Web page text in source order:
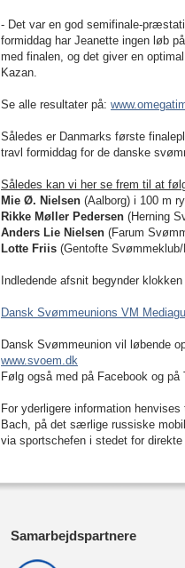
- Det var en god semifinale-
formiddag har Jeanette ingen løb
med finalen, og det giver en
Kazan.
Se alle resultater på:
Således er Danmarks første
travl formiddag for de danske
Således kan vi her se frem til at
Mie Ø. Nielsen (Aalborg) i 100 m
Rikke Møller Pedersen (Herning
Anders Lie Nielsen (Farum
Lotte Friis (Gentofte
Indledende afsnit begynder
Dansk Svømmeunions VM
Dansk Svømmeunion vil løbende
www.svoem.dk
Følg også med på Facebook og
For yderligere information
Bach, på det særlige russiske
via sportschefen i stedet for
Samarbejdspartnere